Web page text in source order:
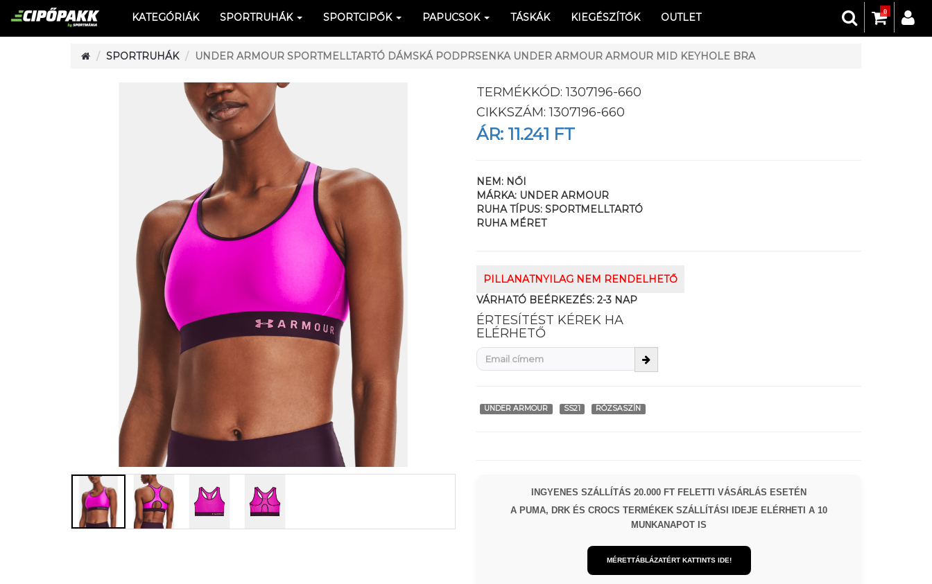
0
KATEGÓRIÁK SPORTRUHÁK SPORTCIPŐK PAPUCSOK TÁSKÁK KIEGÉSZÍTŐK OUTLET
SPORTRUHÁK UNDER ARMOUR SPORTMELLTARTÓ DÁMSKÁ PODPRSENKA UNDER ARMOUR ARMOUR MID KEYHOLE BRA
TERMÉKKÓD:1307196-660
CIKKSZÁM:1307196-660
ÁR: 11.241 FT
NEM: NŐI
MÁRKA: UNDER ARMOUR
RUHA TÍPUS: SPORTMELLTARTÓ
RUHA MÉRET
PILLANATNYILAG NEM RENDELHETŐ
VÁRHATÓ BEÉRKEZÉS: 2-3 NAP
ÉRTESÍTÉST KÉREK HA
ELÉRHETŐ
UNDER ARMOUR SS21 RÓZSASZÍN
INGYENES SZÁLLÍTÁS 20.000 FT FELETTI VÁSÁRLÁS ESETÉN
A PUMA, DRK ÉS CROCS TERMÉKEK SZÁLLÍTÁSI IDEJE ELÉRHETI A 10
MUNKANAPOT IS
MÉRETTÁBLÁZATÉRT KATTINTS IDE!